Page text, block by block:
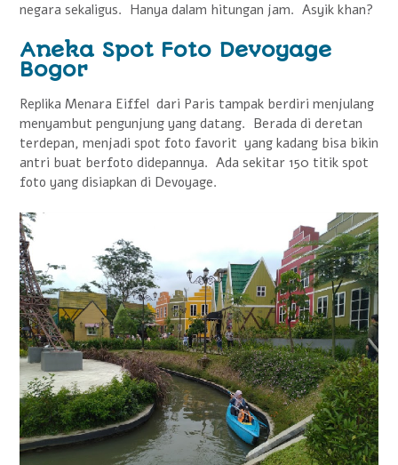
negara sekaligus. Hanya dalam hitungan jam. Asyik khan?
Aneka Spot Foto Devoyage
Bogor
Replika Menara Eiffel dari Paris tampak berdiri menjulang
menyambut pengunjung yang datang. Berada di deretan
terdepan, menjadi spot foto favorit yang kadang bisa bikin
antri buat berfoto didepannya. Ada sekitar 150 titik spot
foto yang disiapkan di Devoyage.